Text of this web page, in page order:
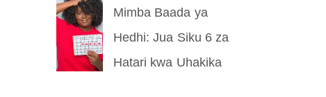
Mimba Baada ya
Hedhi: Jua Siku 6 za
Hatari kwa Uhakika